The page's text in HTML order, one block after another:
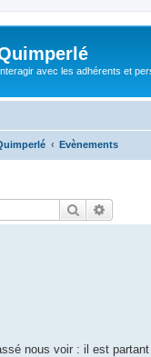
avec les adhérents et
Evènements
Rechercher
nous voir : il est